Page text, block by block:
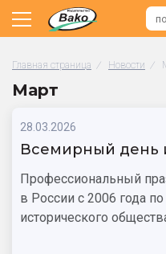
Главная страница / Новости /
Март
28.03.2026
Всемирный день
Профессиональный
в России с 2006 года
исторического